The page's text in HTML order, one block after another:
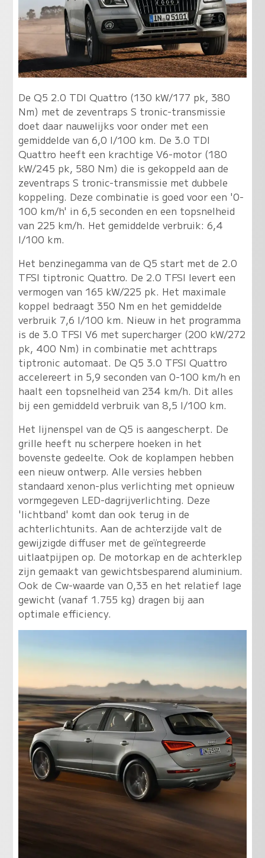
De Q5 2.0 TDI Quattro (130 kW/177 pk, 380
Nm) met de zeventraps S tronic-transmissie
doet daar nauwelijks voor onder met een
gemiddelde van 6,0 l/100 km. De 3.0 TDI
Quattro heeft een krachtige V6-motor (180
kW/245 pk, 580 Nm) die is gekoppeld aan de
zeventraps S tronic-transmissie met dubbele
koppeling. Deze combinatie is goed voor een '0-
100 km/h' in 6,5 seconden en een topsnelheid
van 225 km/h. Het gemiddelde verbruik: 6,4
l/100 km.
Het benzinegamma van de Q5 start met de 2.0
TFSI tiptronic Quattro. De 2.0 TFSI levert een
vermogen van 165 kW/225 pk. Het maximale
koppel bedraagt 350 Nm en het gemiddelde
verbruik 7,6 l/100 km. Nieuw in het programma
is de 3.0 TFSI V6 met supercharger (200 kW/272
pk, 400 Nm) in combinatie met achttraps
tiptronic automaat. De Q5 3.0 TFSI Quattro
accelereert in 5,9 seconden van 0-100 km/h en
haalt een topsnelheid van 234 km/h. Dit alles
bij een gemiddeld verbruik van 8,5 l/100 km.
Het lijnenspel van de Q5 is aangescherpt. De
grille heeft nu scherpere hoeken in het
bovenste gedeelte. Ook de koplampen hebben
een nieuw ontwerp. Alle versies hebben
standaard xenon-plus verlichting met opnieuw
vormgegeven LED-dagrijverlichting. Deze
'lichtband' komt dan ook terug in de
achterlichtunits. Aan de achterzijde valt de
gewijzigde diffuser met de geïntegreerde
uitlaatpijpen op. De motorkap en de achterklep
zijn gemaakt van gewichtsbesparend aluminium.
Ook de Cw-waarde van 0,33 en het relatief lage
gewicht (vanaf 1.755 kg) dragen bij aan
optimale efficiency.